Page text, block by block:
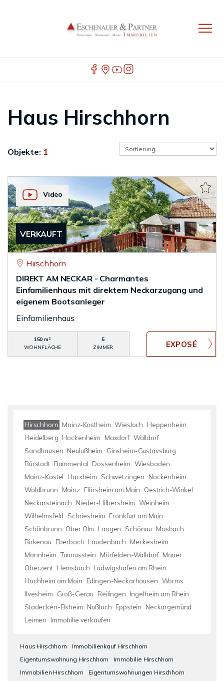
Haus Hirschhorn
Objekte: 1
VERKAUFT
Video
Hirschhorn
DIREKT AM NECKAR - Charmantes
Einfamilienhaus mit direktem Neckarzugang und
eigenem Bootsanleger
Einfamilienhaus
150 m²
WOHNFLÄCHE
5
ZIMMER
Hirschhorn Mainz-Kostheim Wiesloch
Heppenheim
Heidelberg Hockenheim Maxdorf Walldorf
Sandhausen Neulußheim
Ginsheim-Gustavsburg
Bürstadt Bammental Dossenheim Wiesbaden
Mainz-Kastel
Harxheim Schwetzingen
Nackenheim
Waldbrunn
Mainz Flörsheim am Main
Oestrich-Winkel
Neckarsteinach
Nieder-Hilbersheim Weinheim
Wilhelmsfeld
Schriesheim Frankfurt am Main
Schönbrunn Ober Olm Langen Schönau
Mosbach
Birkenau
Eberbach Laudenbach
Meckesheim
Mannheim Taunusstein Mörfelden-Walldorf Mauer
Oberzent Hemsbach Ludwigshafen am Rhein
Hochheim am Main
Edingen-Neckarhausen Worms
Ilvesheim
Groß-Gerau Reilingen
Ingelheim am Rhein
Stadecken-Elsheim Nußloch Eppstein
Neckargemünd
Leimen
Immobilie verkaufen
Haus Hirschhorn
Immobilienkauf Hirschhorn
Eigentumswohnung Hirschhorn
Immobilie Hirschhorn
Immobilien Hirschhorn
Eigentumswohnungen Hirschhorn